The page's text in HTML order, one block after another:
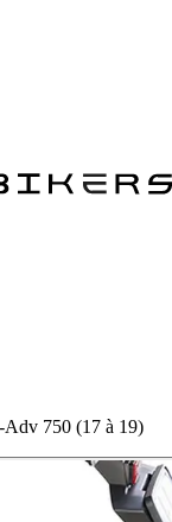
Adv 750 (17 à 19)